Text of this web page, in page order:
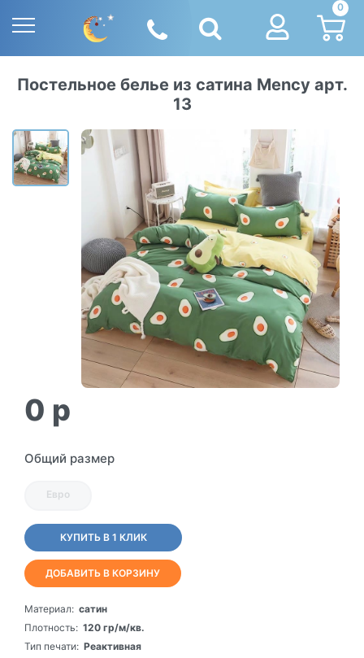
0
Постельное белье из сатина Mency арт.
13
0 p
Общий размер
Евро
КУПИТЬ В 1 КЛИК
ДОБАВИТЬ В КОРЗИНУ
Материал: сатин
Плотность: 120 гр/м/кв.
Тип печати: Реактивная